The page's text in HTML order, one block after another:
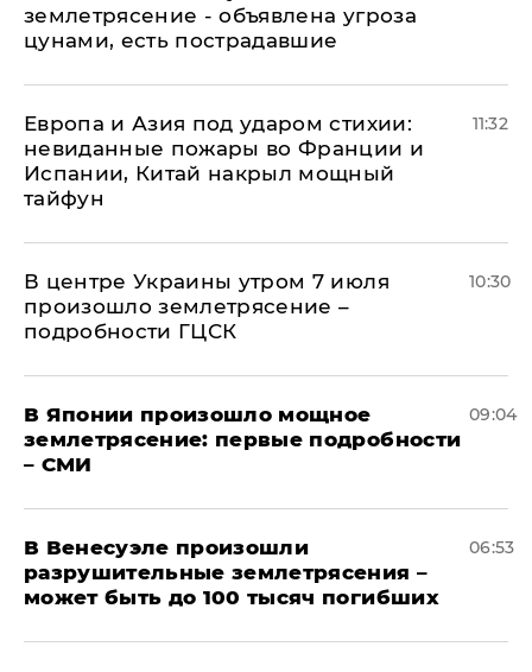
землетрясение - объявлена угроза
цунами, есть пострадавшие
Европа и Азия под ударом стихии:
невиданные пожары во Франции и
Испании, Китай накрыл мощный
тайфун
11:32
В центре Украины утром 7 июля
произошло землетрясение –
подробности ГЦСК
10:30
В Японии произошло мощное
землетрясение: первые подробности
– СМИ
09:04
В Венесуэле произошли
разрушительные землетрясения –
может быть до 100 тысяч погибших
06:53